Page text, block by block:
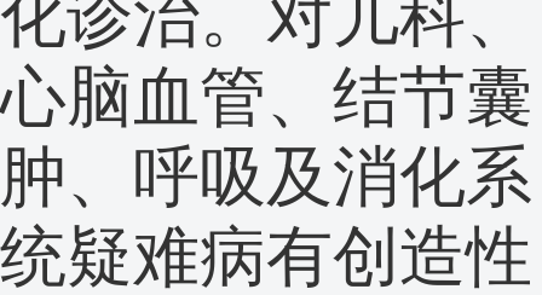
化诊治。对儿科、
心脑血管、结节囊
肿、呼吸及消化系
统疑难病有创造性